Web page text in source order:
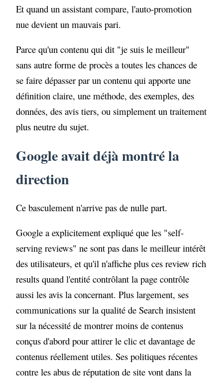
Et quand un assistant compare, l'auto-promotion
nue devient un mauvais pari.
Parce qu'un contenu qui dit "je suis le meilleur"
sans autre forme de procès a toutes les chances de
se faire dépasser par un contenu qui apporte une
définition claire, une méthode, des exemples, des
données, des avis tiers, ou simplement un traitement
plus neutre du sujet.
Google avait déjà montré la
direction
Ce basculement n'arrive pas de nulle part.
Google a explicitement expliqué que les "self-
serving reviews" ne sont pas dans le meilleur intérêt
des utilisateurs, et qu'il n'affiche plus ces review rich
results quand l'entité contrôlant la page contrôle
aussi les avis la concernant. Plus largement, ses
communications sur la qualité de Search insistent
sur la nécessité de montrer moins de contenus
conçus d'abord pour attirer le clic et davantage de
contenus réellement utiles. Ses politiques récentes
contre les abus de réputation de site vont dans la